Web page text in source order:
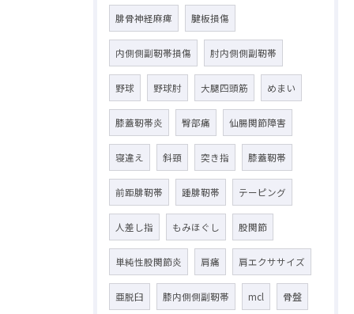
腓骨神経麻痺 腱板損傷
内側側副靭帯損傷 肘内側側副靭帯
野球 野球肘 大腿四頭筋 めまい
膝蓋靭帯炎 臀部痛 仙腸関節障害
寝違え 斜頸 突き指 膝蓋靭帯
前距腓靭帯 踵腓靭帯 テーピング
人差し指 もみほぐし 股関節
単純性股関節炎 肩痛 肩エクササイズ
亜脱臼 膝内側側副靭帯 mcl 骨盤